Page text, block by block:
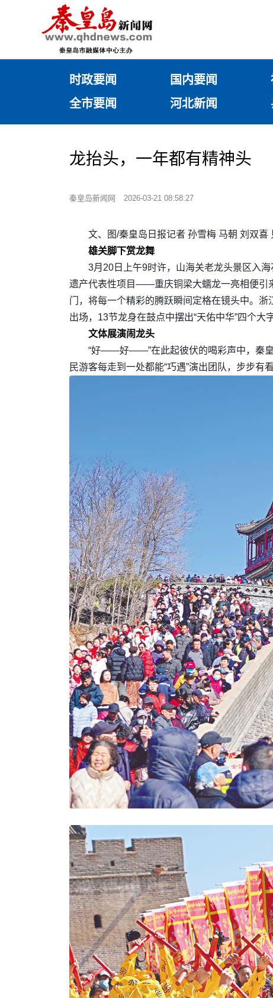
时政要闻 国内要闻
全市要闻
河北新闻
龙抬头，一年都有精神头
秦皇岛新闻网 2026-03-21 08:58:27
文、图/秦皇岛日报记者 孙雪梅 马朝 刘双喜
雄关脚下赏龙舞
3月20日上午9时许，山海关老龙头景区入
遗产代表性项目——重庆铜梁大蠕龙一亮相便引
门，将每一个精彩的腾跃瞬间定格在镜头中。
出场，13节龙身在鼓点中摆出“天佑中华”四个大
文体展演闹龙头
“好——好——”在此起彼伏的喝彩声中，秦皇
民游客每走到一处都能“巧遇”演出团队，步步有